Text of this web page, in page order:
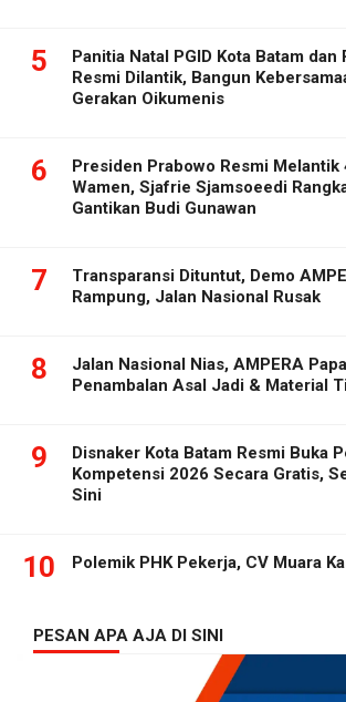
5
Panitia Natal PGID Kota Batam dan
Resmi Dilantik, Bangun
Gerakan Oikumenis
6
Presiden Prabowo Resmi Melantik
Wamen, Sjafrie Sjamsoeedi
Gantikan Budi Gunawan
7
Transparansi Dituntut, Demo
Rampung, Jalan Nasional Rusak
8
Jalan Nasional Nias, AMPERA
Penambalan Asal Jadi & Material
9
Disnaker Kota Batam Resmi Buka
Kompetensi 2026 Secara Gratis,
Sini
10 Polemik PHK Pekerja, CV Muara
PESAN APA AJA DI SINI